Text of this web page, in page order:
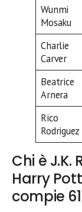
Wunmi
Mosaku
Charlie
Carver
Beatrice
Arnera
Rico
Rodriguez
Chi è J.K.
Harry
compie